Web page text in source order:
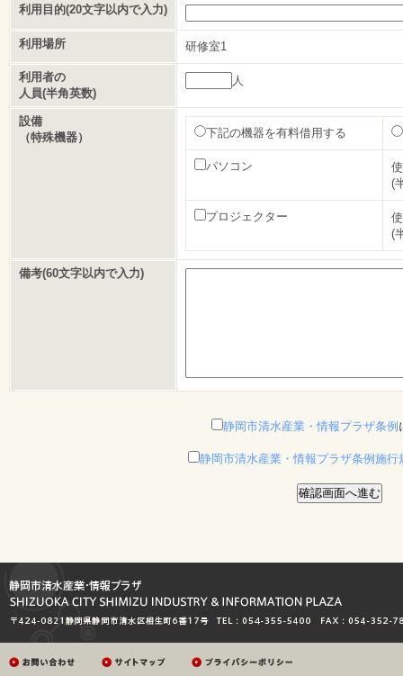
利用目的(20文字以内で入力)
利用場所 研修室1
利用者の
人員(半角英数)
人
設備
（特殊機器）
下記の機器を有料借用する
パソコン
(
プロジェクター
(
備考(60文字以内で入力)
静岡市清水産業・情報プラザ条例
静岡市清水産業・情報プラザ条例施行